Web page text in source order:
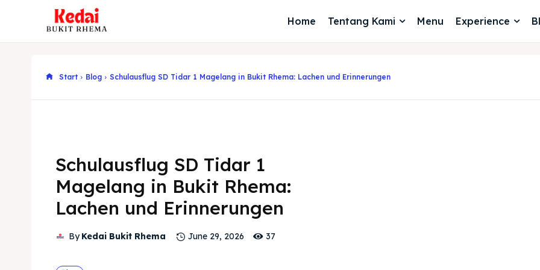
Home Tentang Kami Menu Experience
Start Blog Schulausflug SD Tidar 1 Magelang in Bukit Rhema: Lachen und Erinnerungen
Schulausflug SD Tidar 1
Magelang in Bukit Rhema:
Lachen und Erinnerungen
By Kedai Bukit Rhema June 29, 2026 37